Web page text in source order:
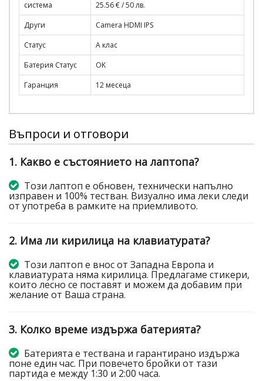
система
25.56 € / 50 лв.
Други
Camera HDMI IPS
Статус
A клас
Батерия Статус
OK
Гаранция
12 месеца
Въпроси и отговори
1. Какво е състоянието на лаптопа?
Този лаптоп е обновен, технически напълно
изправен и 100% тестван. Визуално има леки следи
от употреба в рамките на приемливото.
2. Има ли кирилица на клавиатурата?
Този лаптоп е внос от Западна Европа и
клавиатурата няма кирилица. Предлагаме стикери,
които лесно се поставят и можем да добавим при
желание от Ваша страна.
3. Колко време издържа батерията?
Батерията е тествана и гарантирано издържа
поне един час. При повечето бройки от тази
партида е между 1:30 и 2:00 часа.